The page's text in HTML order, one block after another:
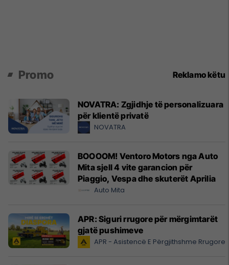
Promo Reklamo këtu
NOVATRA: Zgjidhje të personalizuara
për klientë privatë
NOVATRA
BOOOOM! Ventoro Motors nga Auto
Mita sjell 4 vite garancion për
Piaggio, Vespa dhe skuterët Aprilia
Auto Mita
APR: Siguri rrugore për mërgimtarët
gjatë pushimeve
APR - Asistencë E Përgjithshme Rrugore